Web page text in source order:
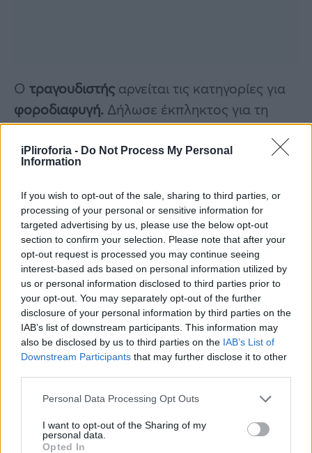
iPliroforia - Do Not Process My Personal
Information
If you wish to opt-out of the sale, sharing to third parties, or
processing of your personal or sensitive information for
targeted advertising by us, please use the below opt-out
section to confirm your selection. Please note that after your
opt-out request is processed you may continue seeing
interest-based ads based on personal information utilized by
us or personal information disclosed to third parties prior to
your opt-out. You may separately opt-out of the further
disclosure of your personal information by third parties on the
IAB’s list of downstream participants. This information may
also be disclosed by us to third parties on the IAB’s List of
Downstream Participants that may further disclose it to other
Personal Data Processing Opt Outs
I want to opt-out of the Sharing of my
personal data.
Opted In
Ο τραγουδιστής αρνείται τις κατηγορίες για
φοροδιαφυγή. Δήλωσε έκπληκτος για τη
δέσμευση της περιουσίας του. Δεν κλήθηκε
ποτέ για εξηγήσεις. Η υπόθεση διέρρευσε
παράνομα στα ΜΜΕ. Ο
δηλώνει πρόθυμος να συνεργαστεί με τις
Αρχές.
Συνεντεύξεις 18/11/2025
Δήμητρα Δερζέκου: «Λέω τη δική μου
αλήθεια»
Συνεντεύξεις 18/11/2025
Τζεφ Μοντάνα: «Κανένας δεν μπορεί
να σου πει ποιος είσαι»